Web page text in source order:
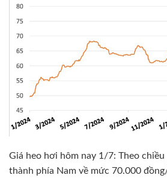
Giá heo hơi hôm nay 1/7: Theo
thành phía Nam về mức 70.000